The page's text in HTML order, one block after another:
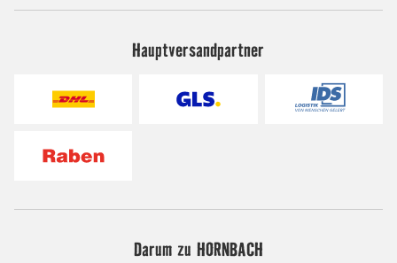
Hauptversandpartner
Darum zu HORNBACH